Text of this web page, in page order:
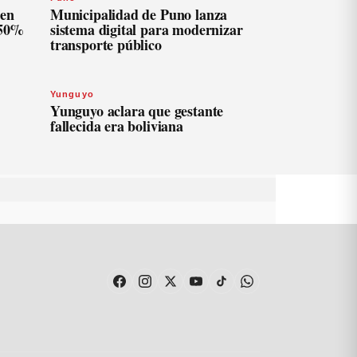
Municipalidad de Puno lanza
sistema digital para modernizar
transporte público
Yunguyo
Yunguyo aclara que gestante
fallecida era boliviana